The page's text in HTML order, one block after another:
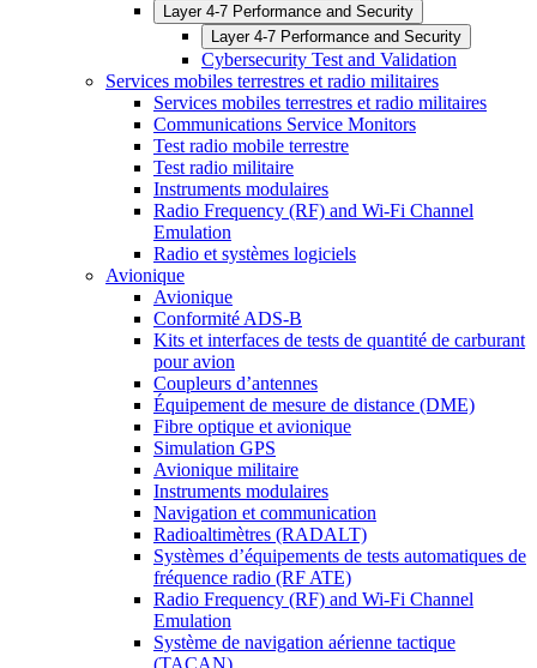
Layer 4-7 Performance and Security
Layer 4-7 Performance and Security
Cybersecurity Test and Validation
Services mobiles terrestres et radio militaires
Services mobiles terrestres et radio militaires
Communications Service Monitors
Test radio mobile terrestre
Test radio militaire
Instruments modulaires
Radio Frequency (RF) and Wi-Fi Channel
Emulation
Radio et systèmes logiciels
Avionique
Avionique
Conformité ADS-B
Kits et interfaces de tests de quantité de carburant
pour avion
Coupleurs d’antennes
Équipement de mesure de distance (DME)
Fibre optique et avionique
Simulation GPS
Avionique militaire
Instruments modulaires
Navigation et communication
Radioaltimètres (RADALT)
Systèmes d’équipements de tests automatiques de
fréquence radio (RF ATE)
Radio Frequency (RF) and Wi-Fi Channel
Emulation
Système de navigation aérienne tactique